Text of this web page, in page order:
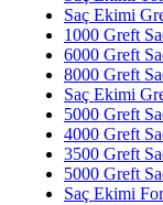
Saç Ekimi
1000 Greft
6000 Greft
8000 Greft
Saç Ekimi
5000 Greft
4000 Greft
3500 Greft
5000 Greft
Saç Ekimi